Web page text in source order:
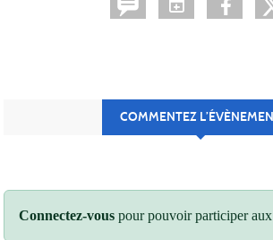
COMMENTEZ
Connectez-vous pour pouvoir participer